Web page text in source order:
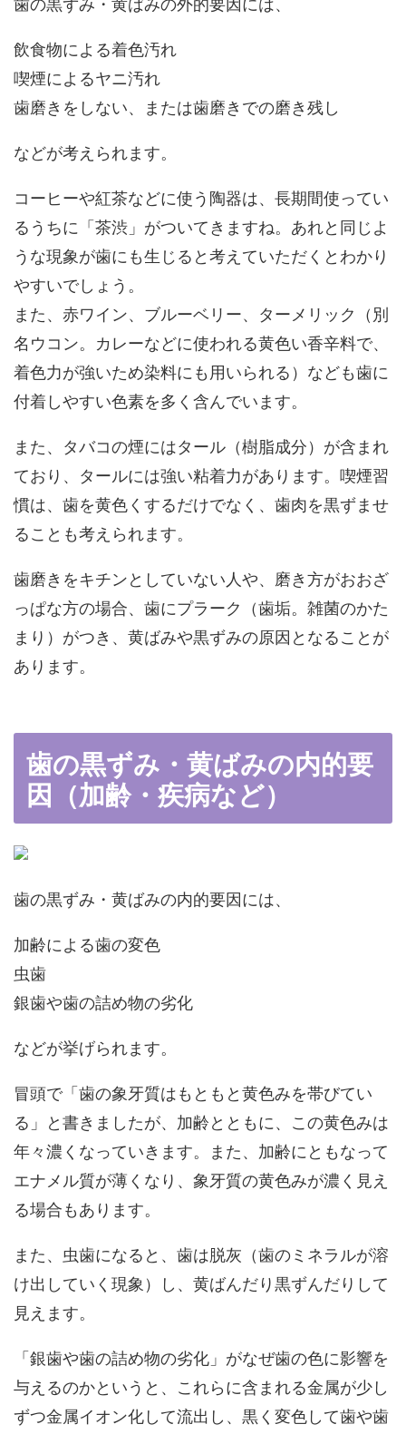
歯の黒ずみ・黄ばみの外的要因には、
飲食物による着色汚れ
喫煙によるヤニ汚れ
歯磨きをしない、または歯磨きでの磨き残し
などが考えられます。
コーヒーや紅茶などに使う陶器は、長期間使ってい
るうちに「茶渋」がついてきますね。あれと同じよ
うな現象が歯にも生じると考えていただくとわかり
やすいでしょう。
また、赤ワイン、ブルーベリー、ターメリック（別
名ウコン。カレーなどに使われる黄色い香辛料で、
着色力が強いため染料にも用いられる）なども歯に
付着しやすい色素を多く含んでいます。
また、タバコの煙にはタール（樹脂成分）が含まれ
ており、タールには強い粘着力があります。喫煙習
慣は、歯を黄色くするだけでなく、歯肉を黒ずませ
ることも考えられます。
歯磨きをキチンとしていない人や、磨き方がおおざ
っぱな方の場合、歯にプラーク（歯垢。雑菌のかた
まり）がつき、黄ばみや黒ずみの原因となることが
あります。
歯の黒ずみ・黄ばみの内的要
因（加齢・疾病など）
歯の黒ずみ・黄ばみの内的要因には、
加齢による歯の変色
虫歯
銀歯や歯の詰め物の劣化
などが挙げられます。
冒頭で「歯の象牙質はもともと黄色みを帯びてい
る」と書きましたが、加齢とともに、この黄色みは
年々濃くなっていきます。また、加齢にともなって
エナメル質が薄くなり、象牙質の黄色みが濃く見え
る場合もあります。
また、虫歯になると、歯は脱灰（歯のミネラルが溶
け出していく現象）し、黄ばんだり黒ずんだりして
見えます。
「銀歯や歯の詰め物の劣化」がなぜ歯の色に影響を
与えるのかというと、これらに含まれる金属が少し
ずつ金属イオン化して流出し、黒く変色して歯や歯